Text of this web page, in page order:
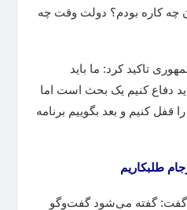
چه کاره بودم؟ دولت وقت چه
تاکید کرد: ما باید
دفاع کنیم یک بحث است اما
قفل کنیم و بعد بگوییم برنامه
طلبکاریم
گفت: گفته می‌شود گفت‌وگو